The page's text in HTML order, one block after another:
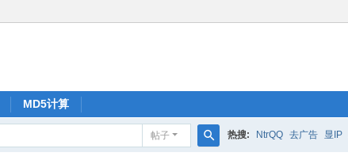
MD5计算
帖子 热搜: NtrQQ 去广告 显IP